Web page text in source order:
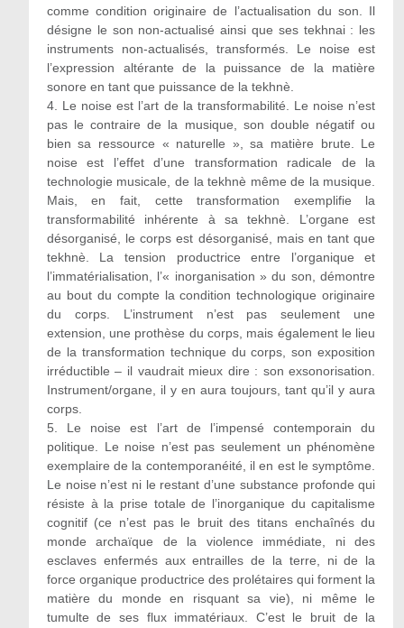
comme condition originaire de l’actualisation du son. Il
désigne le son non-actualisé ainsi que ses tekhnai : les
instruments non-actualisés, transformés. Le noise est
l’expression altérante de la puissance de la matière
sonore en tant que puissance de la tekhnè.
4. Le noise est l’art de la transformabilité. Le noise n’est
pas le contraire de la musique, son double négatif ou
bien sa ressource « naturelle », sa matière brute. Le
noise est l’effet d’une transformation radicale de la
technologie musicale, de la tekhnè même de la musique.
Mais, en fait, cette transformation exemplifie la
transformabilité inhérente à sa tekhnè. L’organe est
désorganisé, le corps est désorganisé, mais en tant que
tekhnè. La tension productrice entre l’organique et
l’immatérialisation, l’« inorganisation » du son, démontre
au bout du compte la condition technologique originaire
du corps. L’instrument n’est pas seulement une
extension, une prothèse du corps, mais également le lieu
de la transformation technique du corps, son exposition
irréductible – il vaudrait mieux dire : son exsonorisation.
Instrument/organe, il y en aura toujours, tant qu’il y aura
corps.
5. Le noise est l’art de l’impensé contemporain du
politique. Le noise n’est pas seulement un phénomène
exemplaire de la contemporanéité, il en est le symptôme.
Le noise n’est ni le restant d’une substance profonde qui
résiste à la prise totale de l’inorganique du capitalisme
cognitif (ce n’est pas le bruit des titans enchaînés du
monde archaïque de la violence immédiate, ni des
esclaves enfermés aux entrailles de la terre, ni de la
force organique productrice des prolétaires qui forment la
matière du monde en risquant sa vie), ni même le
tumulte de ses flux immatériaux. C’est le bruit de la